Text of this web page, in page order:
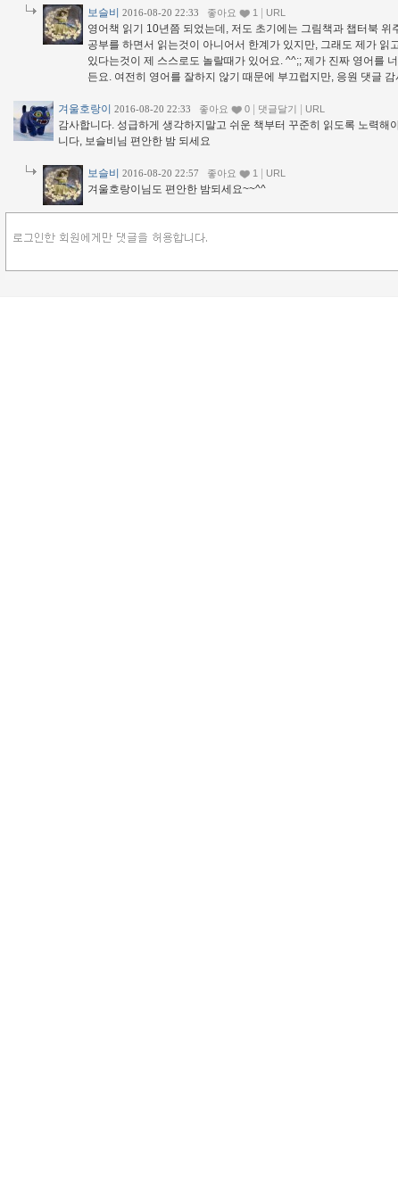
보슬비 2016-08-20 22:33 좋아요 1 URL
영어책 읽기 10년쯤 되었는데, 저도 초기에는 그림책과 챕터북 위
공부를 하면서 읽는것이 아니어서 한계가 있지만, 그래도 제가 읽
있다는것이 제 스스로도 놀랄때가 있어요. ^^;; 제가 진짜 영어를
든요. 여전히 영어를 잘하지 않기 때문에 부끄럽지만, 응원 댓글
겨울호랑이 2016-08-20 22:33 좋아요 0 댓글달기 URL
감사합니다. 성급하게 생각하지말고 쉬운 책부터 꾸준히 읽도록 노력해
니다, 보슬비님 편안한 밤 되세요
보슬비 2016-08-20 22:57 좋아요 1 URL
겨울호랑이님도 편안한 밤되세요~~^^